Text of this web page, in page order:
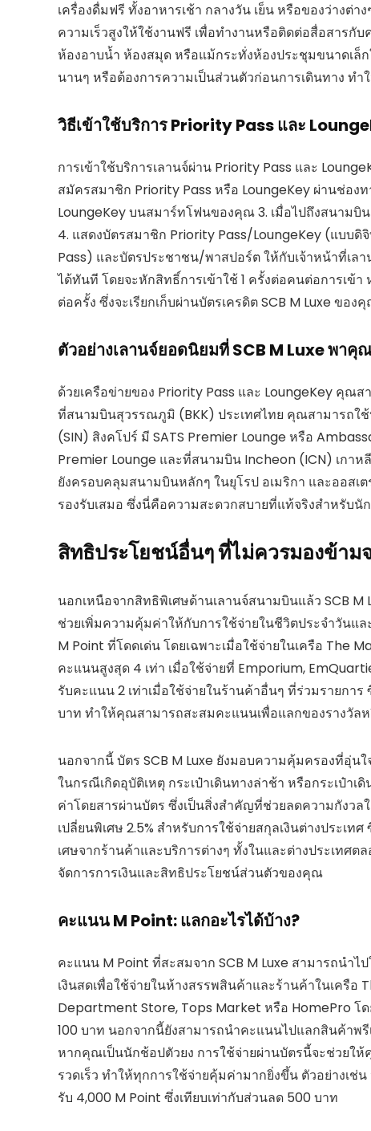
เครื่องดื่มฟรี ทั้งอาหารเช้า กลางวัน เย็น หรือของว่างต่
ความเร็วสูงให้ใช้งานฟรี เพื่อทำงานหรือติดต่อสื่อสารกั
ห้องอาบน้ำ ห้องสมุด หรือแม้กระทั่งห้องประชุมขนาดเล็
นานๆ หรือต้องการความเป็นส่วนตัวก่อนการเดินทาง ทำ
วิธีเข้าใช้บริการ Priority Pass และ
การเข้าใช้บริการเลานจ์ผ่าน Priority Pass และ
สมัครสมาชิก Priority Pass หรือ LoungeKey ผ่านช่อง
LoungeKey บนสมาร์ทโฟนของคุณ 3. เมื่อไปถึงสนาม
4. แสดงบัตรสมาชิก Priority Pass/LoungeKey (แบบ
Pass) และบัตรประชาชน/พาสปอร์ต ให้กับเจ้าหน้าที่เล
ได้ทันที โดยจะหักสิทธิ์การเข้าใช้ 1 ครั้งต่อคนต่อการเข้
ต่อครั้ง ซึ่งจะเรียกเก็บผ่านบัตรเครดิต SCB M Luxe ของ
ตัวอย่างเลานจ์ยอดนิยมที่ SCB M Luxe พาคุ
ด้วยเครือข่ายของ Priority Pass และ LoungeKey คุณ
ที่สนามบินสุวรรณภูมิ (BKK) ประเทศไทย คุณสามารถใ
(SIN) สิงคโปร์ มี SATS Premier Lounge หรือ
Premier Lounge และที่สนามบิน Incheon (ICN) เกาห
ยังครอบคลุมสนามบินหลักๆ ในยุโรป อเมริกา และออสเ
รองรับเสมอ ซึ่งนี่คือความสะดวกสบายที่แท้จริงสำหรับนั
สิทธิประโยชน์อื่นๆ ที่ไม่ควรมองข้าม
นอกเหนือจากสิทธิพิเศษด้านเลานจ์สนามบินแล้ว SCB
ช่วยเพิ่มความคุ้มค่าให้กับการใช้จ่ายในชีวิตประจำวัน
M Point ที่โดดเด่น โดยเฉพาะเมื่อใช้จ่ายในเครือ The
คะแนนสูงสุด 4 เท่า เมื่อใช้จ่ายที่ Emporium,
รับคะแนน 2 เท่าเมื่อใช้จ่ายในร้านค้าอื่นๆ ที่ร่วมรายกา
บาท ทำให้คุณสามารถสะสมคะแนนเพื่อแลกของรางวัลห
นอกจากนี้ บัตร SCB M Luxe ยังมอบความคุ้มครองที่อุ่น
ในกรณีเกิดอุบัติเหตุ กระเป๋าเดินทางล่าช้า หรือกระเป๋า
ค่าโดยสารผ่านบัตร ซึ่งเป็นสิ่งสำคัญที่ช่วยลดความกังว
เปลี่ยนพิเศษ 2.5% สำหรับการใช้จ่ายสกุลเงินต่างประเ
เศษจากร้านค้าและบริการต่างๆ ทั้งในและต่างประเทศ
จัดการการเงินและสิทธิประโยชน์ส่วนตัวของคุณ
คะแนน M Point: แลกอะไรได้บ้าง?
คะแนน M Point ที่สะสมจาก SCB M Luxe สามารถนำ
เงินสดเพื่อใช้จ่ายในห้างสรรพสินค้าและร้านค้าในเครื
Department Store, Tops Market หรือ HomePro โ
100 บาท นอกจากนี้ยังสามารถนำคะแนนไปแลกสินค้าพ
หากคุณเป็นนักช้อปตัวยง การใช้จ่ายผ่านบัตรนี้จะช่วยใ
รวดเร็ว ทำให้ทุกการใช้จ่ายคุ้มค่ามากยิ่งขึ้น ตัวอย่างเ
รับ 4,000 M Point ซึ่งเทียบเท่ากับส่วนลด 500 บาท